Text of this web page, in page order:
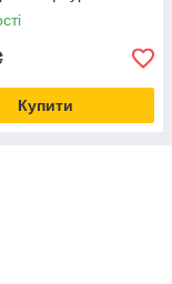
Купити